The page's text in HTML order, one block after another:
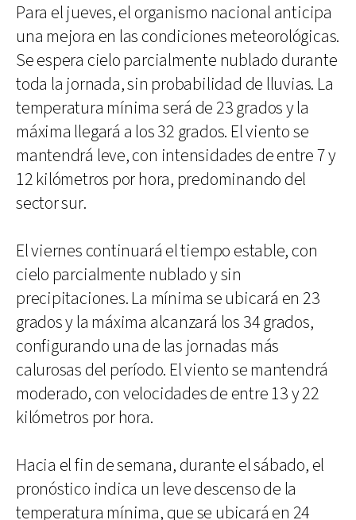
Para el jueves, el organismo nacional anticipa
una mejora en las condiciones meteorológicas.
Se espera cielo parcialmente nublado durante
toda la jornada, sin probabilidad de lluvias. La
temperatura mínima será de 23 grados y la
máxima llegará a los 32 grados. El viento se
mantendrá leve, con intensidades de entre 7 y
12 kilómetros por hora, predominando del
sector sur.
El viernes continuará el tiempo estable, con
cielo parcialmente nublado y sin
precipitaciones. La mínima se ubicará en 23
grados y la máxima alcanzará los 34 grados,
configurando una de las jornadas más
calurosas del período. El viento se mantendrá
moderado, con velocidades de entre 13 y 22
kilómetros por hora.
Hacia el fin de semana, durante el sábado, el
pronóstico indica un leve descenso de la
temperatura mínima, que se ubicará en 24